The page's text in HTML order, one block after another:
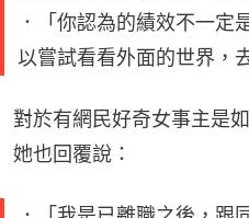
．「你認為的績效不一定
以嘗試看看外面的世界，
對於有網民好奇女事主是
她也回覆說：